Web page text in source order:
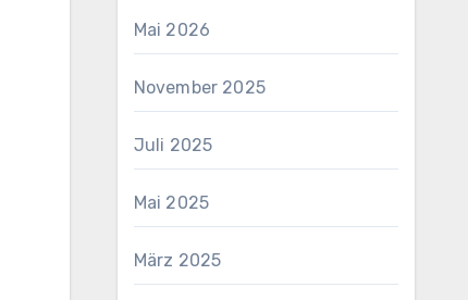
Mai 2026
November 2025
Juli 2025
Mai 2025
März 2025